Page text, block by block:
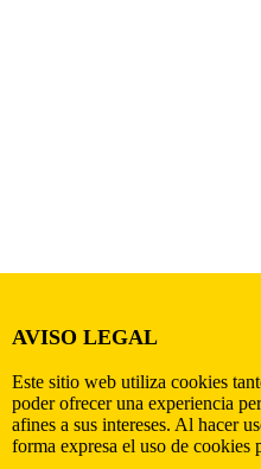
AVISO LEGAL
Este sitio web utiliza cookies
poder ofrecer una experiencia
afines a sus intereses. Al hacer
forma expresa el uso de cookies